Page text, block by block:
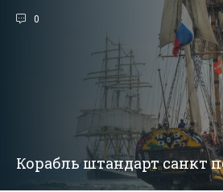
0
Корабль штандарт санкт